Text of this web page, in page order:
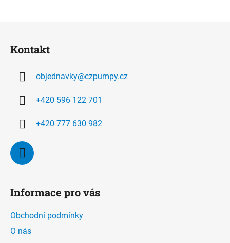
Kontakt
objednavky@czpumpy.cz
+420 596 122 701
+420 777 630 982
Informace pro vás
Obchodní podmínky
O nás